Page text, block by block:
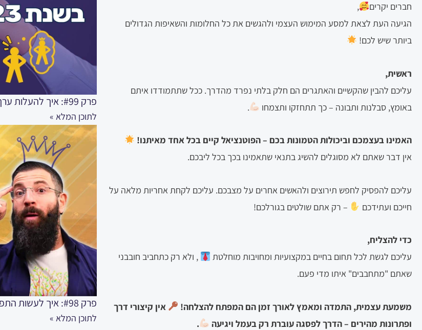
חברים יקרים
,
הגיעה העת לצאת למסע המימוש העצמי ולהגשים את כל החלומות והשאיפות הגדולים
ביותר שיש לכם!
ראשית,
עליכם להבין שהקשיים והאתגרים הם חלק בלתי נפרד מהדרך. ככל שתתמודדו איתם
באומץ, סבלנות ותבונה – כך תתחזקו ותצמחו
.
האמינו בעצמכם וביכולות הטמונות בכם – הפוטנציאל קיים בכל אחד מאיתנו!
אין דבר שאתם לא מסוגלים להשיג בתנאי שתאמינו בכך בכל ליבכם.
עליכם להפסיק לחפש תירוצים ולהאשים אחרים על מצבכם. עליכם לקחת אחריות מלאה על
חייכם ועתידכם
– רק אתם שולטים בגורלכם!
כדי להצליח,
עליכם לגשת לכל תחום בחיים במקצועיות ומחויבות מוחלטת
, ולא רק כתחביב חובבני
שאתם "מתחבבים" איתו מדי פעם.
משמעת עצמית, התמדה ומאמץ לאורך זמן הם המפתח להצלחה!
אין קיצורי דרך
ופתרונות מהירים – הדרך לפסגה עוברת רק בעמל ויגיעה
.
פרק #99: איך להעלות ערך עצמי 2023 – מדריך מקצועי לחיות בערך עצמי גבוה
לתוכן המלא »
פרק #98: איך לעשות התפתחות אישית מהירה ועוצמתית כמו מקצוענים אמיתיים
לתוכן המלא »